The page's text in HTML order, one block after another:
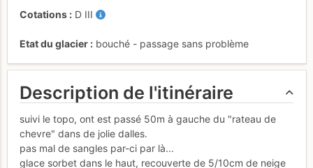
Cotations D III
Etat du glacier bouché - passage sans problème
Description de l'itinéraire
suivi le topo, ont est passé 50m à gauche du "rateau de
chevre" dans de jolie dalles.
pas mal de sangles par-ci par là...
glace sorbet dans le haut, recouverte de 5/10cm de neige